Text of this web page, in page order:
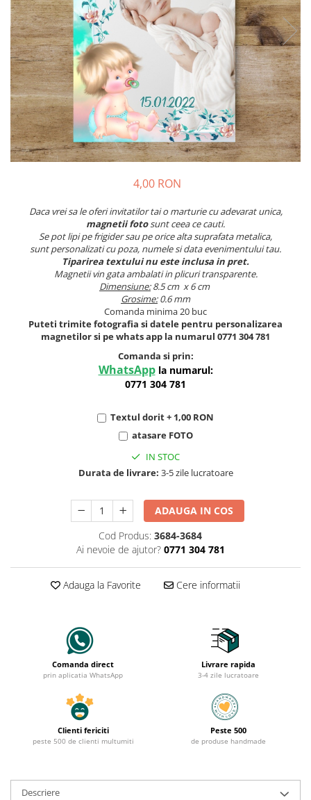
Meniuri & nr de BOTEZ
Plicuri si cartoane pentru INVITATII
TAVA pentru MOT
Cruciulite de BOTEZ
Invitatii BANCHET
Baloane & decoratiuni BOTEZ
Trusouri & Lumanari Botez
Pahare Miri & Nasi
Cocarde nunta
Inmormatare/pomana
Meniuri pentru NUNTA
Decoratiuni NUNTA
4,00 RON
Daca vrei sa le oferi invitatilor tai o marturie cu adevarat unica,
magnetii fotosunt ceea ce cauti.
Se pot lipi pe frigider sau pe orice alta suprafata metalica,
sunt personalizati cu poza, numele si data evenimentului tau.
Tiparirea textului nu este inclusa in pret.
Magnetii vin gata ambalati in plicuri transparente.
Dimensiune:8.5 cm x 6 cm
Grosime:0.6 mm
Comanda minima 20 buc
Puteti trimite fotografia si datele pentru personalizarea
magnetilor si pe whats app la numarul 0771 304 781
Comanda si prin:
WhatsApp la numarul:
0771 304 781
Textul dorit + 1,00 RON
atasare FOTO
IN STOC
Durata de livrare: 3-5 zile lucratoare
ADAUGA IN COS
Cod Produs: 3684-3684
Ai nevoie de ajutor? 0771 304 781
Adauga la Favorite Cere informatii
Comanda direct
prin aplicatia WhatsApp
Livrare rapida
3-4 zile lucratoare
Clienti fericiti
peste 500 de clienti multumiti
Peste 500
de produse handmade
Descriere